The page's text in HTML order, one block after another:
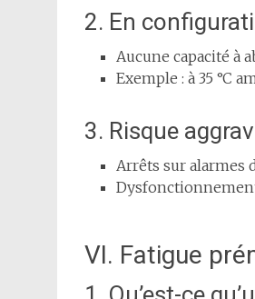
2. En
Aucune capacité à
Exemple : à 35 °C
3. Risque
Arrêts sur alarmes
VI. Fatigue